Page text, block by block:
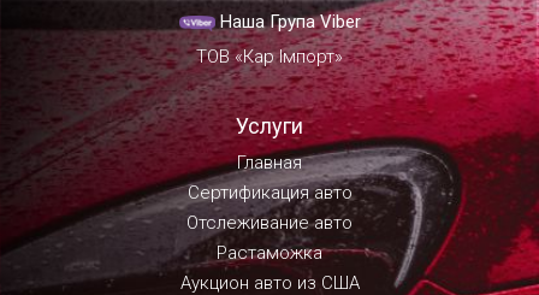
Наша Група Viber
ТОВ «Кар Імпорт»
Услуги
Главная
Сертификация авто
Отслеживание авто
Растаможка
Аукцион авто из США